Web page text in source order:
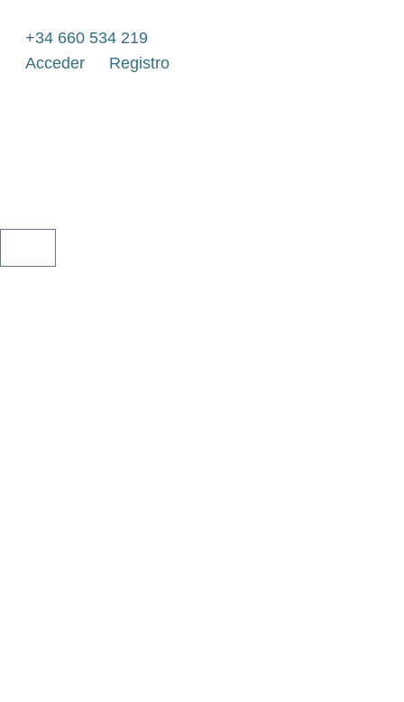
contenido
+34 660 534 219
Acceder
Registro